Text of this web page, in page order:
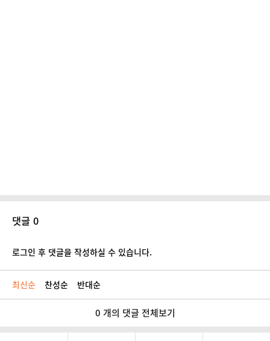
댓글 0
로그인 후 댓글을 작성하실 수 있습니다.
최신순 찬성순 반대순
0 개의 댓글 전체보기